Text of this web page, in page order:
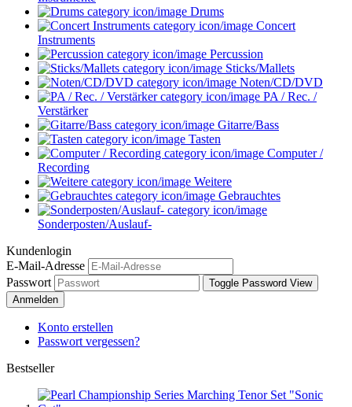
Drums
Concert
Instruments
Percussion
Sticks/Mallets
Noten/CD/DVD
PA / Rec. /
Verstärker
Gitarre/Bass
Tasten
Computer /
Recording
Weitere
Gebrauchtes
Sonderposten/Auslauf-
Kundenlogin
E-Mail-Adresse
Passwort
Toggle Password View
Anmelden
Konto erstellen
Passwort vergessen?
Bestseller